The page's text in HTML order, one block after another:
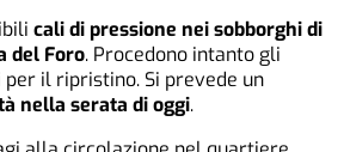
cali di pressione nei sobborghi di
del Foro. Procedono intanto gli
il ripristino. Si prevede un
nella serata di oggi.